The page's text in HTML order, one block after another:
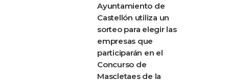
Ayuntamiento de
Castellón utiliza un
sorteo para elegir las
empresas que
participarán en el
Concurso de
Mascletaes de la